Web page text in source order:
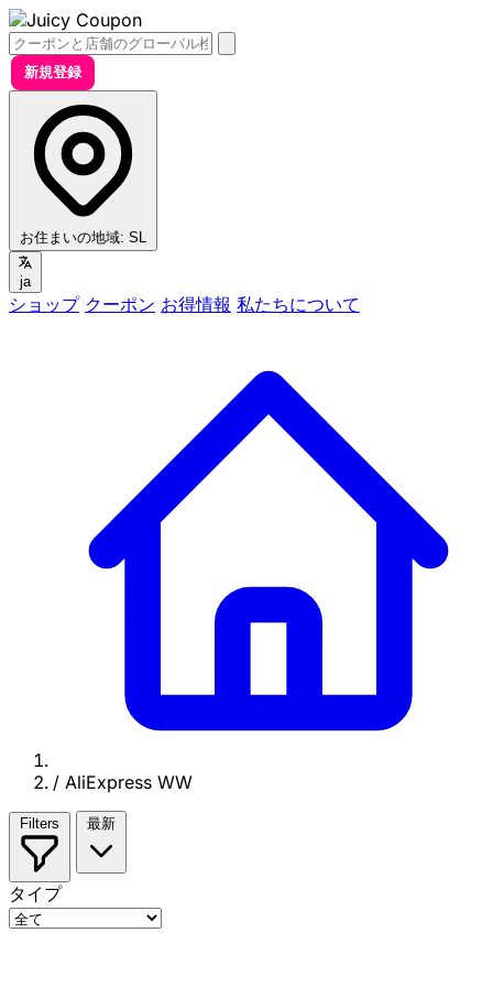
新規登録
お住まいの地域: SL
ja
ショップ クーポン お得情報 私たちについて
/ AliExpress WW
Filters 最新
タイプ